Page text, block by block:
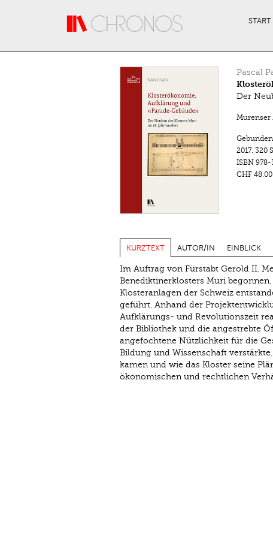
START
Pascal
Der
Murenser
Gebunden
2017. 320
ISBN 978-
CHF 48.00
KURZTEXT AUTOR/IN EINBLICK
Im Auftrag von Fürstabt Gerold II.
Benediktinerklosters Muri
Klosteranlagen der Schweiz
geführt. Anhand der
Aufklärungs- und Revolutionszeit
der Bibliothek und die angestrebte
angefochtene Nützlichkeit für die
Bildung und Wissenschaft
kamen und wie das Kloster seine
ökonomischen und rechtlichen